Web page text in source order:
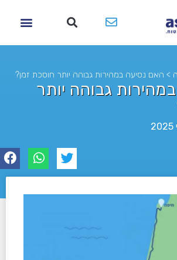
> האם נסיעה במהירות גבוהה יותר חוסכת זמן?
גבוהה יותר